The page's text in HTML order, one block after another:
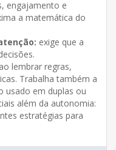
engajamento e
a matemática do
exige que a
ao lembrar regras,
Trabalha também a
usado em duplas ou
além da autonomia:
estratégias para